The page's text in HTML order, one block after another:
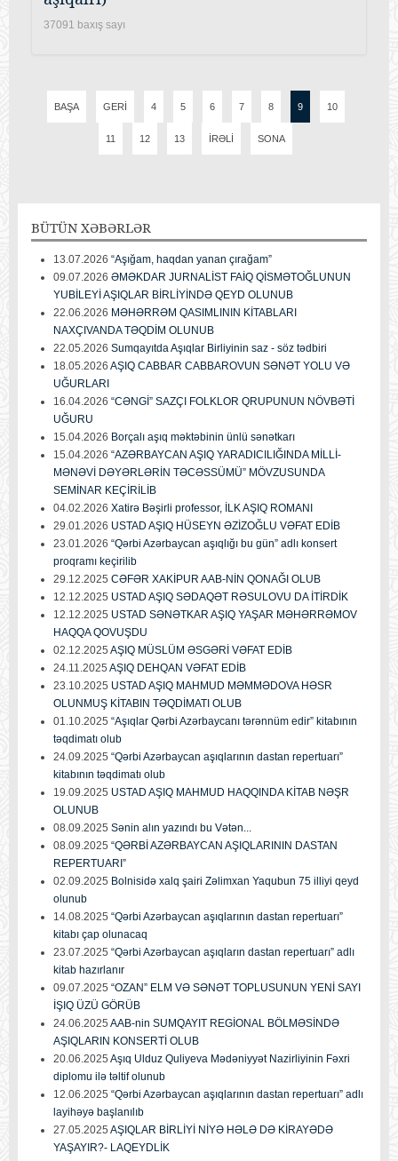
37091 baxış sayı
BAŞA GERI 4 5 6 7 8 9 10
11 12 13 İRƏLI SONA
BÜTÜN XƏBƏRLƏR
13.07.2026 “Aşığam, haqdan yanan çırağam”
09.07.2026 ƏMƏKDAR JURNALİST FAİQ QİSMƏTOĞLUNUN
YUBİLEYİ AŞIQLAR BİRLİYİNDƏ QEYD OLUNUB
22.06.2026 MƏHƏRRƏM QASIMLININ KİTABLARI
NAXÇIVANDA TƏQDİM OLUNUB
22.05.2026 Sumqayıtda Aşıqlar Birliyinin saz - söz tədbiri
18.05.2026 AŞIQ CABBAR CABBAROVUN SƏNƏT YOLU VƏ
UĞURLARI
16.04.2026 “CƏNGİ” SAZÇI FOLKLOR QRUPUNUN NÖVBƏTİ
UĞURU
15.04.2026 Borçalı aşıq məktəbinin ünlü sənətkarı
15.04.2026 “AZƏRBAYCAN AŞIQ YARADICILIĞINDA MİLLİ-
MƏNƏVİ DƏYƏRLƏRİN TƏCƏSSÜMÜ” MÖVZUSUNDA
SEMİNAR KEÇİRİLİB
04.02.2026 Xatirə Bəşirli professor, İLK AŞIQ ROMANI
29.01.2026 USTAD AŞIQ HÜSEYN ƏZİZOĞLU VƏFAT EDİB
23.01.2026 “Qərbi Azərbaycan aşıqlığı bu gün” adlı konsert
proqramı keçirilib
29.12.2025 CƏFƏR XAKİPUR AAB-NİN QONAĞI OLUB
12.12.2025 USTAD AŞIQ SƏDAQƏT RƏSULOVU DA İTİRDİK
12.12.2025 USTAD SƏNƏTKAR AŞIQ YAŞAR MƏHƏRRƏMOV
HAQQA QOVUŞDU
02.12.2025 AŞIQ MÜSLÜM ƏSGƏRİ VƏFAT EDİB
24.11.2025 AŞIQ DEHQAN VƏFAT EDİB
23.10.2025 USTAD AŞIQ MAHMUD MƏMMƏDOVA HƏSR
OLUNMUŞ KİTABIN TƏQDİMATI OLUB
01.10.2025 “Aşıqlar Qərbi Azərbaycanı tərənnüm edir” kitabının
təqdimatı olub
24.09.2025 “Qərbi Azərbaycan aşıqlarının dastan repertuarı”
kitabının təqdimatı olub
19.09.2025 USTAD AŞIQ MAHMUD HAQQINDA KİTAB NƏŞR
OLUNUB
08.09.2025 Sənin alın yazındı bu Vətən...
08.09.2025 “QƏRBİ AZƏRBAYCAN AŞIQLARININ DASTAN
REPERTUARI”
02.09.2025 Bolnisidə xalq şairi Zəlimxan Yaqubun 75 illiyi qeyd
olunub
14.08.2025 “Qərbi Azərbaycan aşıqlarının dastan repertuarı”
kitabı çap olunacaq
23.07.2025 “Qərbi Azərbaycan aşıqların dastan repertuarı” adlı
kitab hazırlanır
09.07.2025 “OZAN” ELM VƏ SƏNƏT TOPLUSUNUN YENİ SAYI
İŞIQ ÜZÜ GÖRÜB
24.06.2025 AAB-nin SUMQAYIT REGİONAL BÖLMƏSİNDƏ
AŞIQLARIN KONSERTİ OLUB
20.06.2025 Aşıq Ulduz Quliyeva Mədəniyyət Nazirliyinin Fəxri
diplomu ilə təltif olunub
12.06.2025 “Qərbi Azərbaycan aşıqlarının dastan repertuarı” adlı
layihəyə başlanılıb
27.05.2025 AŞIQLAR BİRLİYİ NİYƏ HƏLƏ DƏ KİRAYƏDƏ
YAŞAYIR?- LAQEYDLİK